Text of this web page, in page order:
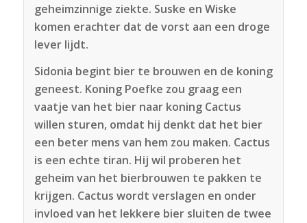
geheimzinnige ziekte. Suske en Wiske
komen erachter dat de vorst aan een droge
lever lijdt.
Sidonia begint bier te brouwen en de koning
geneest. Koning Poefke zou graag een
vaatje van het bier naar koning Cactus
willen sturen, omdat hij denkt dat het bier
een beter mens van hem zou maken. Cactus
is een echte tiran. Hij wil proberen het
geheim van het bierbrouwen te pakken te
krijgen. Cactus wordt verslagen en onder
invloed van het lekkere bier sluiten de twee